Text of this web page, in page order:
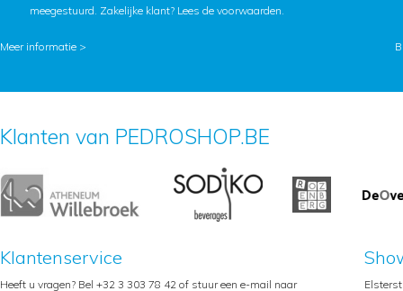
meegestuurd. Zakelijke klant? Lees de voorwaarden.
Meer informatie >
Klanten van PEDROSHOP.BE
Klantenservice
Heeft u vragen? Bel +32 3 303 78 42 of stuur een e-mail naar